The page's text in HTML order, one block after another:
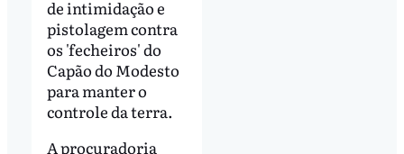
de intimidação e
pistolagem contra
os 'fecheiros' do
Capão do Modesto
para manter o
controle da terra.
A procuradoria